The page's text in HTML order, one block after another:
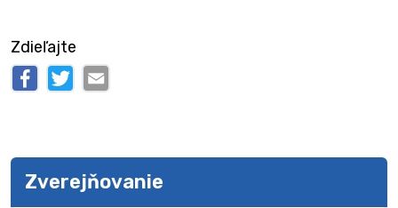
Zdieľajte
Zverejňovanie